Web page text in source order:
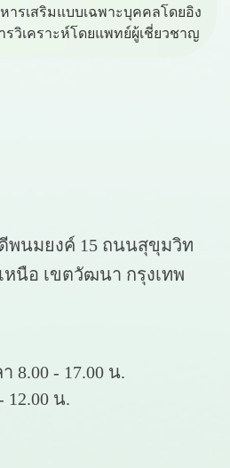
ารเสริมแบบเฉพาะบุคคลโดยอิง
รวิเคราะห์โดยแพทย์ผู้เชี่ยวชาญ
พนมยงค์ 15 ถนนสุขุมวิท
หนือ เขตวัฒนา กรุงเทพ
8.00 - 17.00 น.
12.00 น.